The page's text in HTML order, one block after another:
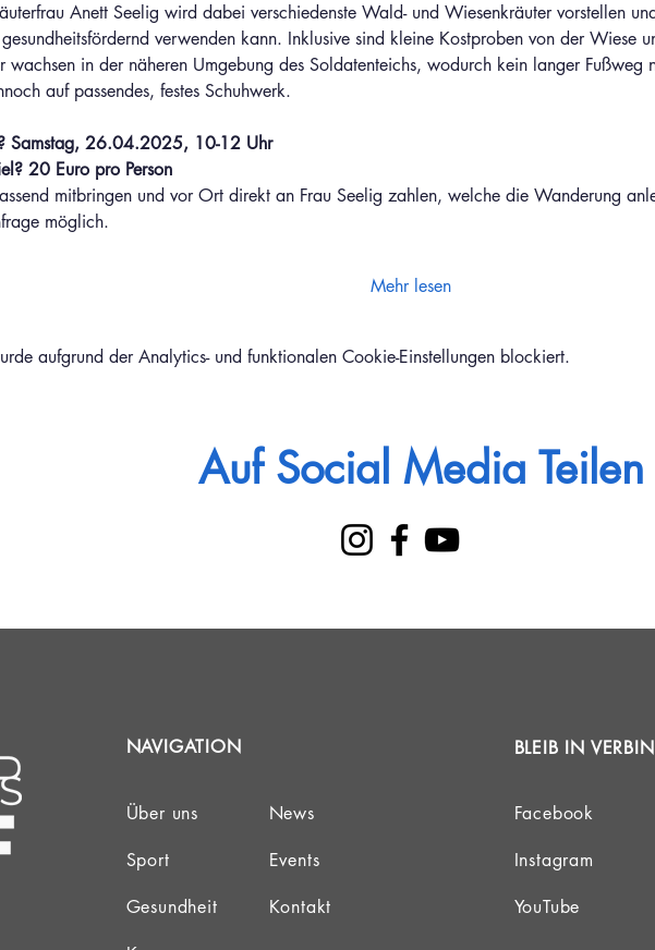
Anett Seelig wird dabei verschiedenste Wald- und Wiesenkräuter vorstellen
verwenden kann. Inklusive sind kleine Kostproben von der Wiese
wachsen in der näheren Umgebung des Soldatenteichs, wodurch kein langer
auf passendes, festes Schuhwerk.
Samstag, 26.04.2025, 10-12 Uhr
20 Euro pro Person
mitbringen und vor Ort direkt an Frau Seelig zahlen, welche die Wanderung
möglich.
Mehr lesen
aufgrund der Analytics- und funktionalen Cookie-Einstellungen blockiert.
Auf Social Media Teilen
NAVIGATION
Über uns
Sport
Gesundheit
News
Events
Kontakt
BLEIB IN
Facebook
Instagram
YouTube